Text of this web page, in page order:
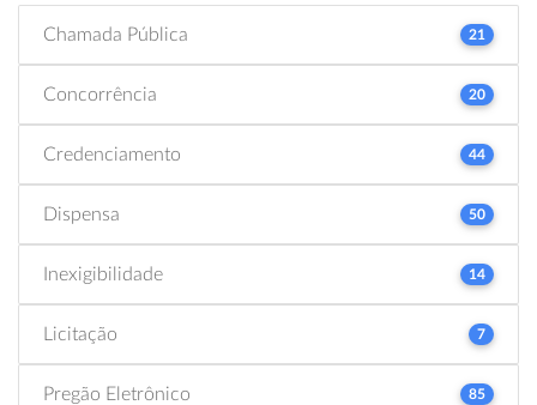
Chamada Pública 21
Concorrência 20
Credenciamento 44
Dispensa 50
Inexigibilidade 14
Licitação 7
Pregão Eletrônico 85